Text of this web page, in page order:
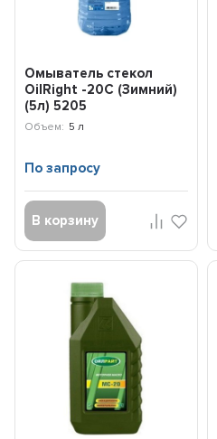
Омыватель стекол
OilRight -20С (Зимний)
(5л) 5205
Объем: 5 л
По запросу
В корзину